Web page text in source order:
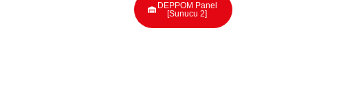
DEPPOM Panel
[Sunucu 2]